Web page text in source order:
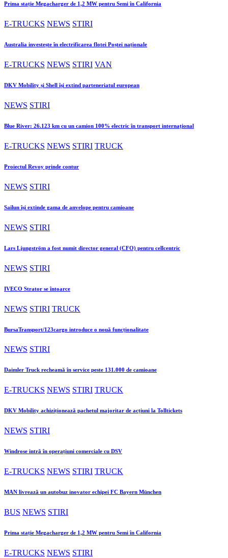
Prima stație Megacharger de 1,2 MW pentru Semi în California
E-TRUCKS NEWS STIRI
Australia investește în electrificarea flotei Poștei naționale
E-TRUCKS NEWS STIRI VAN
DKV Mobility și Shell își extind parteneriatul european
NEWS STIRI
Blue River: 26.123 km cu un camion 100% electric în transport internațional
E-TRUCKS NEWS STIRI TRUCK
Proiectul Revoy prinde contur
NEWS STIRI
Sailun își extinde gama de anvelope pentru camioane
NEWS STIRI
Lars Ljungström a fost numit director general (CFO) pentru cellcentric
NEWS STIRI
IVECO Strator se întoarce
NEWS STIRI TRUCK
BursaTransport/123cargo introduce o nouă funcționalitate
NEWS STIRI
Daimler Truck recheamă în service peste 131.000 de camioane
E-TRUCKS NEWS STIRI TRUCK
DKV Mobility achiziționează pachetul majoritar de acțiuni la Tolltickets
NEWS STIRI
Windrose intră în operațiuni comerciale cu DSV
E-TRUCKS NEWS STIRI TRUCK
MAN livrează un autobuz inovator echipei FC Bayern München
BUS NEWS STIRI
Prima stație Megacharger de 1,2 MW pentru Semi în California
E-TRUCKS NEWS STIRI